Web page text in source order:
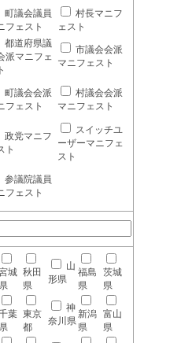
町議会議員
フェスト
村長マニフ
ェスト
都道府県議
派マニフェ
市議会会派
マニフェスト
町議会会派
フェスト
村議会会派
マニフェスト
政党マニフ
ト
スイッチユ
ーザーマニフェ
スト
参議院議員
フェスト
城
県
秋田
県
山
形県
福島
県
茨城
県
葉
県
東京
都
神
奈川県
新潟
県
富山
県